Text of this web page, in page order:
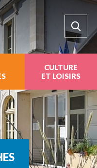
CULTURE
ET LOISIRS